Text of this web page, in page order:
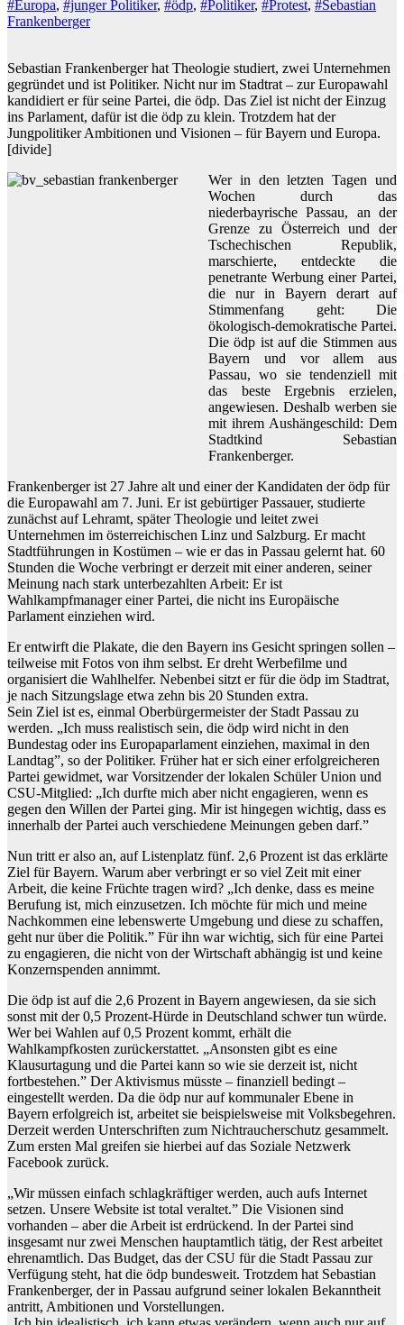
#Europa, #junger Politiker, #ödp, #Politiker, #Protest, #Sebastian
Frankenberger
Sebastian Frankenberger hat Theologie studiert, zwei Unternehmen
gegründet und ist Politiker. Nicht nur im Stadtrat – zur Europawahl
kandidiert er für seine Partei, die ödp. Das Ziel ist nicht der Einzug
ins Parlament, dafür ist die ödp zu klein. Trotzdem hat der
Jungpolitiker Ambitionen und Visionen – für Bayern und Europa.
[divide]
Wer in den letzten Tagen und
Wochen durch das
niederbayrische Passau, an der
Grenze zu Österreich und der
Tschechischen Republik,
marschierte, entdeckte die
penetrante Werbung einer Partei,
die nur in Bayern derart auf
Stimmenfang geht: Die
ökologisch-demokratische Partei.
Die ödp ist auf die Stimmen aus
Bayern und vor allem aus
Passau, wo sie tendenziell mit
das beste Ergebnis erzielen,
angewiesen. Deshalb werben sie
mit ihrem Aushängeschild: Dem
Stadtkind Sebastian
Frankenberger.
Frankenberger ist 27 Jahre alt und einer der Kandidaten der ödp für
die Europawahl am 7. Juni. Er ist gebürtiger Passauer, studierte
zunächst auf Lehramt, später Theologie und leitet zwei
Unternehmen im österreichischen Linz und Salzburg. Er macht
Stadtführungen in Kostümen – wie er das in Passau gelernt hat. 60
Stunden die Woche verbringt er derzeit mit einer anderen, seiner
Meinung nach stark unterbezahlten Arbeit: Er ist
Wahlkampfmanager einer Partei, die nicht ins Europäische
Parlament einziehen wird.
Er entwirft die Plakate, die den Bayern ins Gesicht springen sollen –
teilweise mit Fotos von ihm selbst. Er dreht Werbefilme und
organisiert die Wahlhelfer. Nebenbei sitzt er für die ödp im Stadtrat,
je nach Sitzungslage etwa zehn bis 20 Stunden extra.
Sein Ziel ist es, einmal Oberbürgermeister der Stadt Passau zu
werden. „Ich muss realistisch sein, die ödp wird nicht in den
Bundestag oder ins Europaparlament einziehen, maximal in den
Landtag”, so der Politiker. Früher hat er sich einer erfolgreicheren
Partei gewidmet, war Vorsitzender der lokalen Schüler Union und
CSU-Mitglied: „Ich durfte mich aber nicht engagieren, wenn es
gegen den Willen der Partei ging. Mir ist hingegen wichtig, dass es
innerhalb der Partei auch verschiedene Meinungen geben darf.”
Nun tritt er also an, auf Listenplatz fünf. 2,6 Prozent ist das erklärte
Ziel für Bayern. Warum aber verbringt er so viel Zeit mit einer
Arbeit, die keine Früchte tragen wird? „Ich denke, dass es meine
Berufung ist, mich einzusetzen. Ich möchte für mich und meine
Nachkommen eine lebenswerte Umgebung und diese zu schaffen,
geht nur über die Politik.” Für ihn war wichtig, sich für eine Partei
zu engagieren, die nicht von der Wirtschaft abhängig ist und keine
Konzernspenden annimmt.
Die ödp ist auf die 2,6 Prozent in Bayern angewiesen, da sie sich
sonst mit der 0,5 Prozent-Hürde in Deutschland schwer tun würde.
Wer bei Wahlen auf 0,5 Prozent kommt, erhält die
Wahlkampfkosten zurückerstattet. „Ansonsten gibt es eine
Klausurtagung und die Partei kann so wie sie derzeit ist, nicht
fortbestehen.” Der Aktivismus müsste – finanziell bedingt –
eingestellt werden. Da die ödp nur auf kommunaler Ebene in
Bayern erfolgreich ist, arbeitet sie beispielsweise mit Volksbegehren.
Derzeit werden Unterschriften zum Nichtraucherschutz gesammelt.
Zum ersten Mal greifen sie hierbei auf das Soziale Netzwerk
Facebook zurück.
„Wir müssen einfach schlagkräftiger werden, auch aufs Internet
setzen. Unsere Website ist total veraltet.” Die Visionen sind
vorhanden – aber die Arbeit ist erdrückend. In der Partei sind
insgesamt nur zwei Menschen hauptamtlich tätig, der Rest arbeitet
ehrenamtlich. Das Budget, das der CSU für die Stadt Passau zur
Verfügung steht, hat die ödp bundesweit. Trotzdem hat Sebastian
Frankenberger, der in Passau aufgrund seiner lokalen Bekanntheit
antritt, Ambitionen und Vorstellungen.